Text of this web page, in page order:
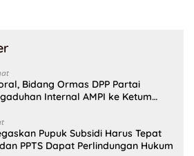
Bidang Ormas DPP Partai
Internal AMPI ke Ketum
Pupuk Subsidi Harus Tepat
PPTS Dapat Perlindungan Hukum